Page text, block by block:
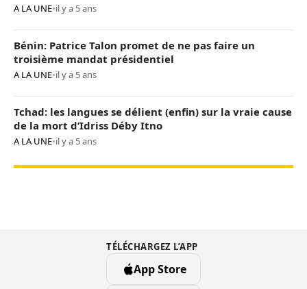
A LA UNE•il y a 5 ans
Bénin: Patrice Talon promet de ne pas faire un
troisième mandat présidentiel
A LA UNE•il y a 5 ans
Tchad: les langues se délient (enfin) sur la vraie cause
de la mort d’Idriss Déby Itno
A LA UNE•il y a 5 ans
TÉLÉCHARGEZ L’APP
App Store